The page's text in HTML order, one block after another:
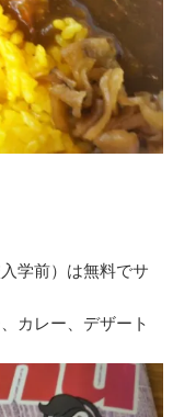
学前）は無料でサ
カレー、デザート